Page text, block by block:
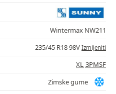
Wintermax NW211
235/45 R18 98V Izmijeniti
XL 3PMSF
Zimske gume